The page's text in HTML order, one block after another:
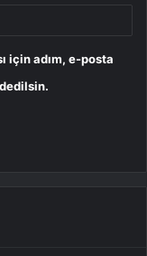
için adım, e-posta